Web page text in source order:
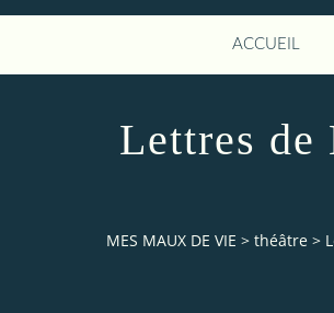
ACCUEIL
Lettres de
MES MAUX DE VIE > théâtre >